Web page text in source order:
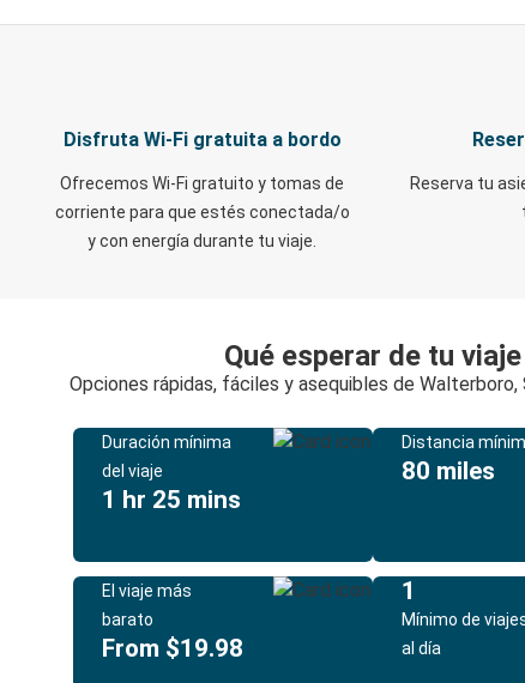
Disfruta Wi-Fi gratuita a bordo
Ofrecemos Wi-Fi gratuito y tomas de
corriente para que estés conectada/o
y con energía durante tu viaje.
Reserva tu
Qué esperar de tu viaje
Opciones rápidas, fáciles y asequibles de Walterboro,
Duración mínima
del viaje
1 hr 25 mins
Distancia
80 miles
El viaje más
barato
From $19.98
1
Mínimo de
al día